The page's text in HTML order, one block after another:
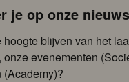
je op onze
hoogte blijven van het
onze evenementen